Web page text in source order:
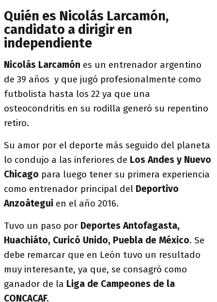
Quién es Nicolás Larcamón,
candidato a dirigir en
independiente
Nicolás Larcamón es un entrenador argentino
de 39 años y que jugó profesionalmente como
futbolista hasta los 22 ya que una
osteocondritis en su rodilla generó su repentino
retiro.
Su amor por el deporte más seguido del planeta
lo condujo a las inferiores de Los Andes y Nuevo
Chicago para luego tener su primera experiencia
como entrenador principal del Deportivo
Anzoátegui en el año 2016.
Tuvo un paso por Deportes Antofagasta,
Huachiáto, Curicó Unido, Puebla de México. Se
debe remarcar que en León tuvo un resultado
muy interesante, ya que, se consagró como
ganador de la Liga de Campeones de la
CONCACAF.